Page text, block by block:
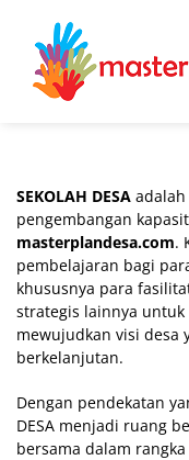
content
SEKOLAH DESA
pengembangan
masterplandesa.com.
pembelajaran bagi
khususnya para
strategis lainnya
mewujudkan visi
berkelanjutan.
Dengan pendekatan
DESA menjadi ruang
bersama dalam